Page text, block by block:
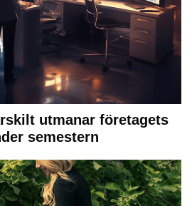
utmanar företagets
semestern